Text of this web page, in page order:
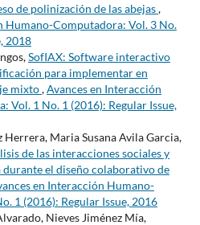
de polinización de las abejas,
Humano-Computadora: Vol. 3 No.
2018
SofIAX: Software interactivo
para implementar en
mixto,Avances en Interacción
Vol. 1 No. 1 (2016): Regular Issue,
Maria Susana Avila Garcia,
de las interacciones sociales y
el diseño colaborativo de
en Interacción Humano-
1 (2016): Regular Issue, 2016
Nieves Jiménez Mía,